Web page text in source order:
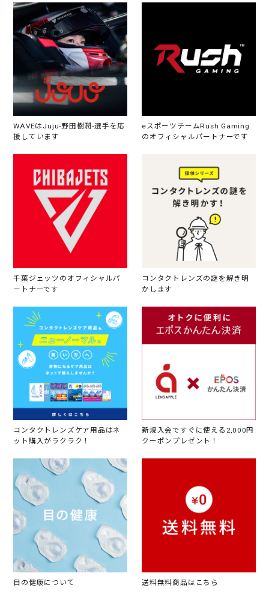
WAVEはJuju-野田樹潤-選手を応
援しています
eスポーツチームRush Gaming
のオフィシャルパートナーです
千葉ジェッツのオフィシャルパ
ートナーです
コンタクトレンズの謎を解き明
かします
コンタクトレンズケア用品はネ
ット購入がラクラク！
新規入会ですぐに使える2,000円
クーポンプレゼント！
目の健康について 送料無料商品はこちら